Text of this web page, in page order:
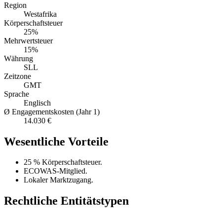
Region
Westafrika
Körperschaftsteuer
25%
Mehrwertsteuer
15%
Währung
SLL
Zeitzone
GMT
Sprache
Englisch
Ø Engagementskosten (Jahr 1)
14.030 €
Wesentliche Vorteile
25 % Körperschaftsteuer.
ECOWAS-Mitglied.
Lokaler Marktzugang.
Rechtliche Entitätstypen